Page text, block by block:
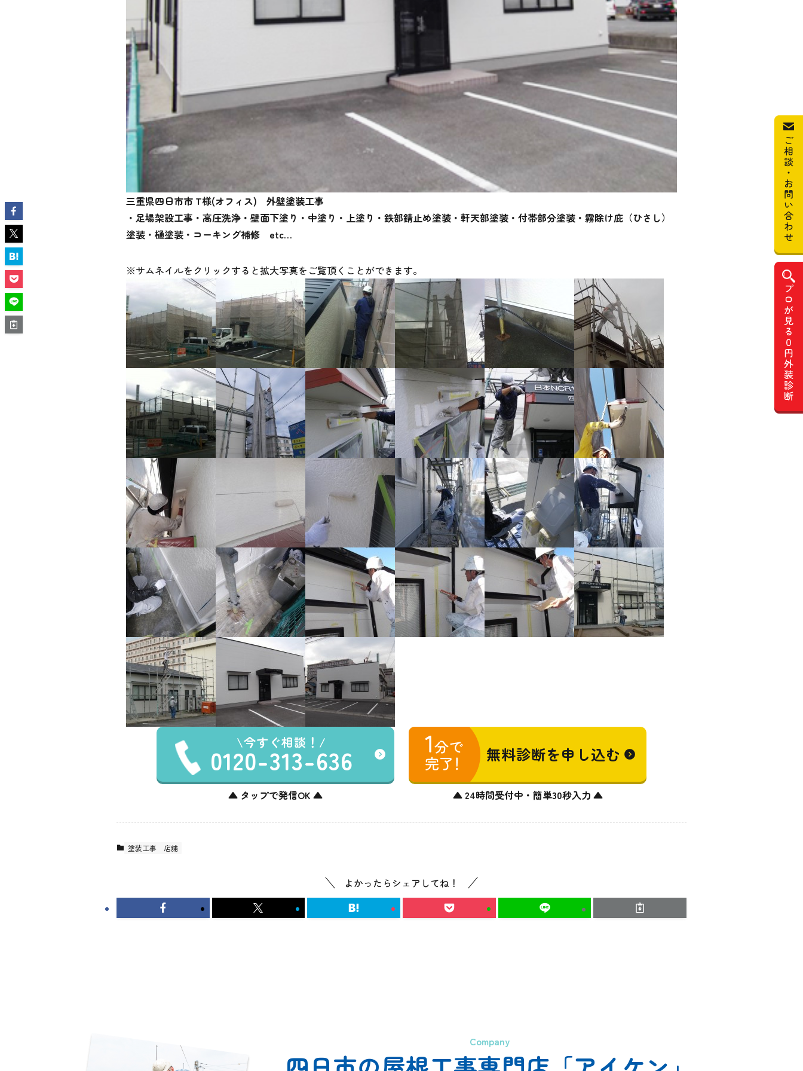
三重県四日市市 T様(オフィス) 外壁塗装工事
・足場架設工事 ・高圧洗浄 ・壁面下塗り・中塗り・上塗り・鉄部錆止め塗装・軒天部塗装・付帯部分塗装・霧除け庇（ひさし）
塗装・樋塗装・コーキング補修
etc…
※サムネイルをクリックすると拡大写真をご覧頂くことができます。
今すぐ相談！
0120-313-636
▲ タップで発信OK ▲
無料診断を申し込む
▲ 24時間受付中・簡単30秒入力 ▲
塗装工事 店舗
よかったらシェアしてね！
Company